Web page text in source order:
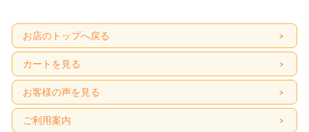
お店のトップへ戻る
カートを見る
お客様の声を見る
ご利用案内